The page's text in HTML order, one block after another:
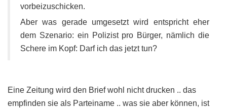
vorbeizuschicken.
Aber was gerade umgesetzt wird entspricht eher
dem Szenario: ein Polizist pro Bürger, nämlich die
Schere im Kopf: Darf ich das jetzt tun?
Eine Zeitung wird den Brief wohl nicht drucken .. das
empfinden sie als Parteiname .. was sie aber können, ist